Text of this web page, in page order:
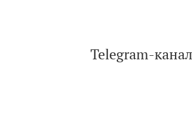
Telegram-